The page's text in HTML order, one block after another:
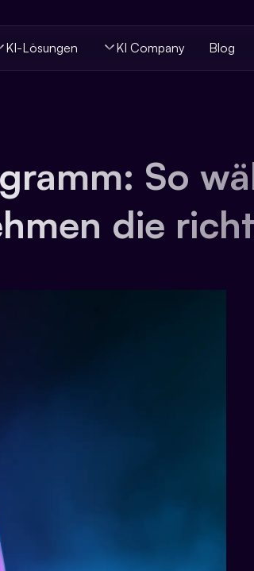
KI-Lösungen KI Company Blog
So
die